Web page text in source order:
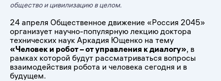
общество и цивилизацию в целом.
24 апреля Общественное движение «Россия 2045»
организует научно-популярную лекцию доктора
технических наук Аркадия Ющенко на тему
«Человек и робот – от управления к диалогу», в
рамках которой будут рассматриваться вопросы
взаимодействия робота и человека сегодня и в
будущем.